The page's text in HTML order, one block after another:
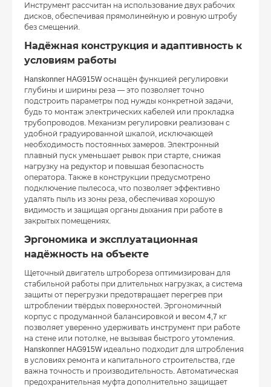
Инструмент рассчитан на использование двух рабочих
дисков, обеспечивая прямолинейную и ровную штробу
без смещений.
Надёжная конструкция и адаптивность к
условиям работы
Hanskonner HAG915W оснащён функцией регулировки
глубины и ширины реза — это позволяет точно
подстроить параметры под нужды конкретной задачи,
будь то монтаж электрических кабелей или прокладка
трубопроводов. Механизм регулировки реализован с
удобной градуированной шкалой, исключающей
необходимость постоянных замеров. Электронный
плавный пуск уменьшает рывок при старте, снижая
нагрузку на редуктор и повышая безопасность
оператора. Также в конструкции предусмотрено
подключение пылесоса, что позволяет эффективно
удалять пыль из зоны реза, обеспечивая хорошую
видимость и защищая органы дыхания при работе в
закрытых помещениях.
Эргономика и эксплуатационная
надёжность на объекте
Щеточный двигатель штробореза оптимизирован для
стабильной работы при длительных нагрузках, а система
защиты от перегрузки предотвращает перегрев при
штроблении твёрдых поверхностей. Эргономичный
корпус с продуманной балансировкой и весом 4,7 кг
позволяет уверенно удерживать инструмент при работе
на стене или потолке, не вызывая быстрого утомления.
Hanskonner HAG915W идеально подходит для штробления
в условиях ремонта и капитального строительства, где
важна точность и производительность. Автоматическая
предохранительная муфта дополнительно защищает